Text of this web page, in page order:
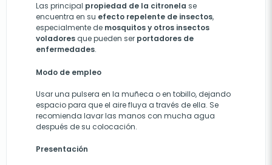
Las principal propiedad de la citronela se
encuentra en su efecto repelente de insectos,
especialmente de mosquitos y otros insectos
voladores que pueden ser portadores de
enfermedades.
Modo de empleo
Usar una pulsera en la muñeca o en tobillo, dejando
espacio para que el aire fluya a través de ella. Se
recomienda lavar las manos con mucha agua
después de su colocación.
Presentación